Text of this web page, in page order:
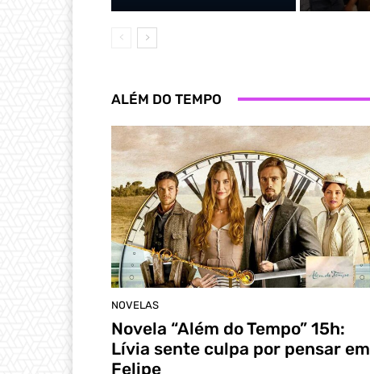
ALÉM DO TEMPO
NOVELAS
Novela “Além do Tempo” 15h:
Lívia sente culpa por pensar em
Felipe